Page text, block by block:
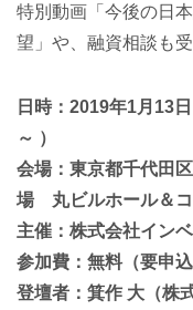
特別動画「今後の日
望」や、融資相談も受
日時：2019年1月13
～ ）
会場：東京都千代田
場 丸ビルホール＆
主催：株式会社イン
参加費：無料（要申込
登壇者：箕作 大（株